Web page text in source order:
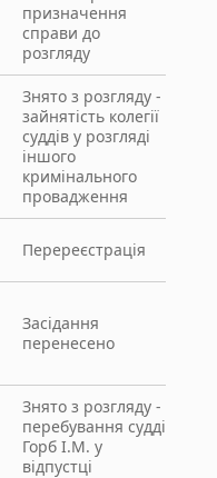
призначення
справи до
розгляду
Знято з розгляду -
зайнятість колегії
суддів у розгляді
іншого
кримінального
провадження
Перереєстрація
Засідання
перенесено
Знято з розгляду -
перебування судді
Горб І.М. у
відпустці